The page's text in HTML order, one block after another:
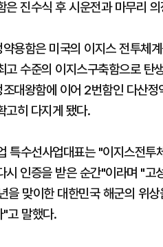
은 진수식 후 시운전과 마무리
용함은 미국의 이지스 전투체
고 수준의 이지스구축함으로
대왕함에 이어 2번함인 다산
고히 다지게 됐다.
특수선사업대표는 "이지스전투
시 인증을 받은 순간"이라며 "고
을 맞이한 대한민국 해군의 위
고 말했다.